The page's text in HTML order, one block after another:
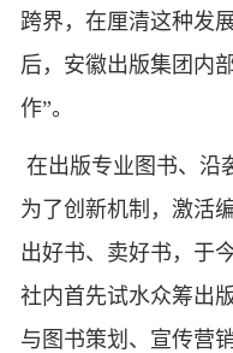
跨界，在厘清这种发
后，安徽出版集团内
作”。
在出版专业图书、沿
为了创新机制，激活
出好书、卖好书，于
社内首先试水众筹出
与图书策划、宣传营